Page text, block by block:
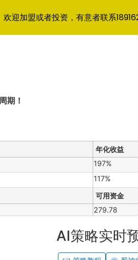
期！
年化收益
197%
117%
可用资金
279.78
AI策略实时
欢迎加盟或者投资，有意者联系